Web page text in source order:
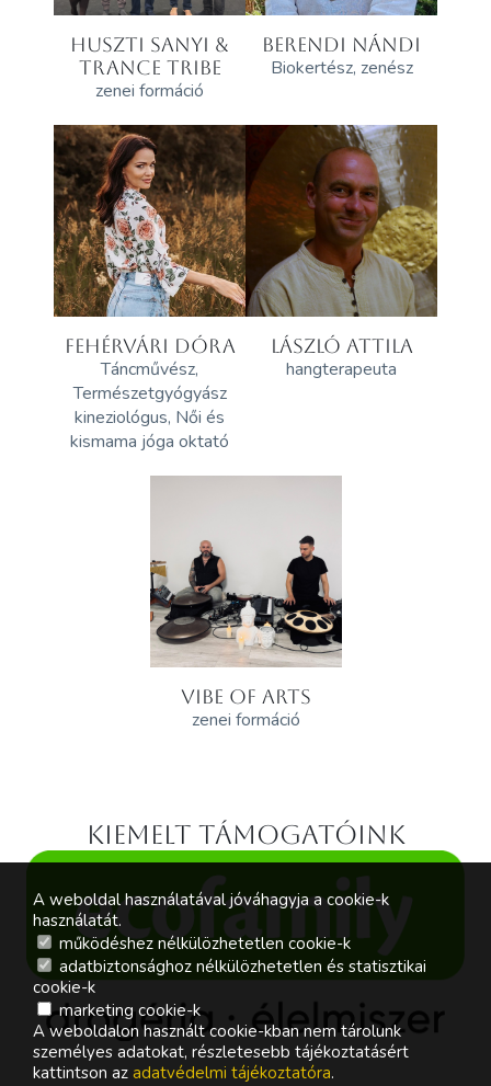
HUSZTI SANYI &
TRANCE TRIBE
zenei formáció
BERENDI NÁNDI
Biokertész, zenész
FEHÉRVÁRI DÓRA
Táncművész,
Természetgyógyász
kineziológus, Női és
kismama jóga oktató
LÁSZLÓ ATTILA
hangterapeuta
VIBE OF ARTS
zenei formáció
Kiemelt támogatóink
A weboldal használatával jóváhagyja a cookie-k
használatát.
működéshez nélkülözhetetlen cookie-k
adatbiztonsághoz nélkülözhetetlen és statisztikai
cookie-k
marketing cookie-k
A weboldalon használt cookie-kban nem tárolunk
személyes adatokat, részletesebb tájékoztatásért
kattintson az adatvédelmi tájékoztatóra.